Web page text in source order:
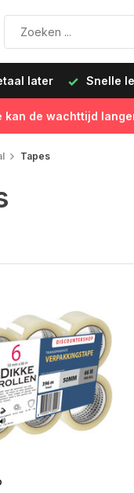
in Nederland &
kan de wachttijd
Tapes